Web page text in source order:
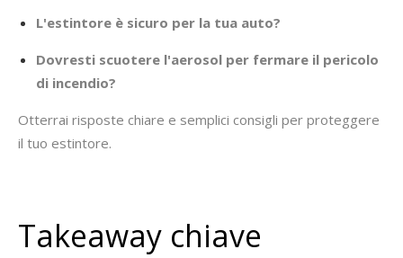
L'estintore è sicuro per la tua auto?
Dovresti scuotere l'aerosol per fermare il pericolo
di incendio?
Otterrai risposte chiare e semplici consigli per proteggere
il tuo estintore.
Takeaway chiave